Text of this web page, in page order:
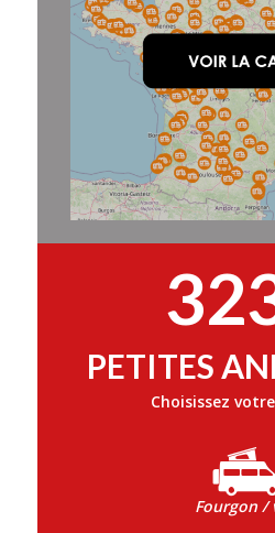
PETITES
Choisissez
Fourgon /